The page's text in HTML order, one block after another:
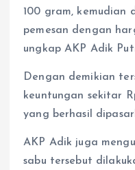
100 gram, kemudian
pemesan dengan
ungkap AKP Adik
Dengan demikian
keuntungan sekitar
yang berhasil
AKP Adik juga
sabu tersebut